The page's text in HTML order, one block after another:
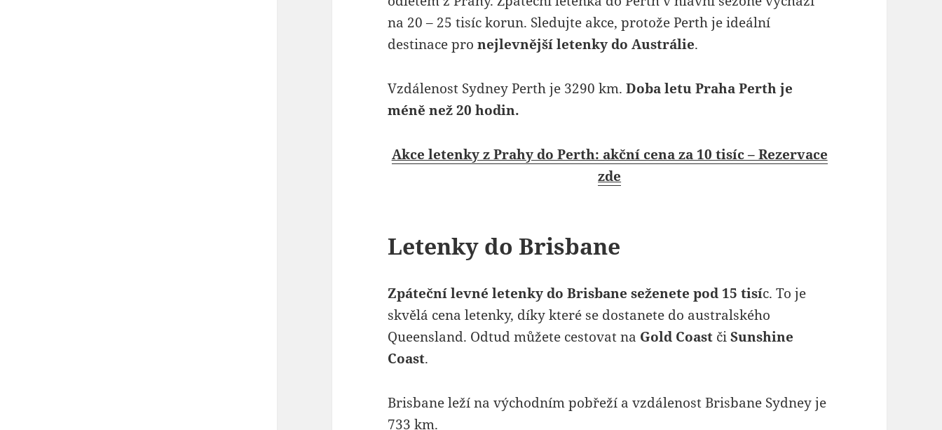
na 20 – 25 tisíc korun. Sledujte akce, protože Perth je ideální
destinace pronejlevnější letenky do Austrálie.
Vzdálenost Sydney Perth je 3290 km.Doba letu Praha Perth je
méně než 20 hodin.
Akce letenky z Prahy do Perth: akční cena za 10 tisíc – Rezervace
zde
Letenky do Brisbane
Zpáteční levné letenky do Brisbane seženete pod 15 tisíc. To je
skvělá cena letenky, díky které se dostanete do australského
Queensland. Odtud můžete cestovat na Gold Coast čiSunshine
Coast.
Brisbane leží na východním pobřeží a vzdálenost Brisbane Sydney je
733 km.